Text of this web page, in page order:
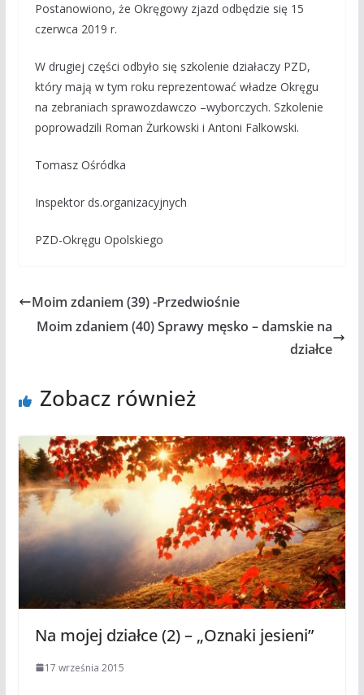
Postanowiono, że Okręgowy zjazd odbędzie się 15
czerwca 2019 r.
W drugiej części odbyło się szkolenie działaczy PZD,
który mają w tym roku reprezentować władze Okręgu
na zebraniach sprawozdawczo –wyborczych. Szkolenie
poprowadzili Roman Żurkowski i Antoni Falkowski.
Tomasz Ośródka
Inspektor ds.organizacyjnych
PZD-Okręgu Opolskiego
Moim zdaniem (39) -Przedwiośnie
Moim zdaniem (40) Sprawy męsko – damskie na
działce
Zobacz również
Na mojej działce (2) – „Oznaki jesieni”
17 września 2015